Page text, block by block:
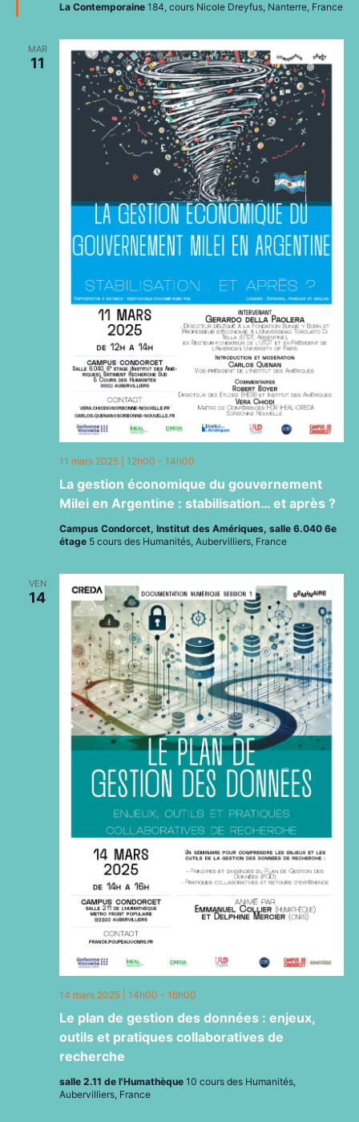
La Contemporaine 184, cours Nicole Dreyfus, Nanterre, France
MAR
11
La gestion économique du gouvernement
Milei en Argentine : stabilisation… et après ?
11 mars 2025 | 12h00 - 14h00
Campus Condorcet, Institut des Amériques, salle 6.040 6e
étage 5 cours des Humanités, Aubervilliers, France
VEN
14
Le plan de gestion des données : enjeux,
outils et pratiques collaboratives de
recherche
14 mars 2025 | 14h00 - 16h00
salle 2.11 de l'Humathèque 10 cours des Humanités,
Aubervilliers, France